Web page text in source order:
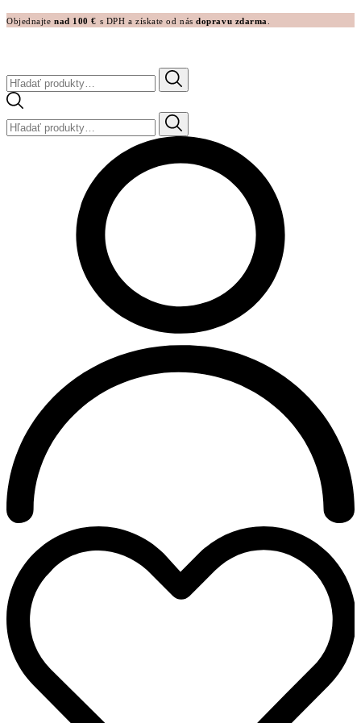
Objednajtenad 100 € s DPH a získate od násdopravu zdarma
Hľadať:
Hľadať: